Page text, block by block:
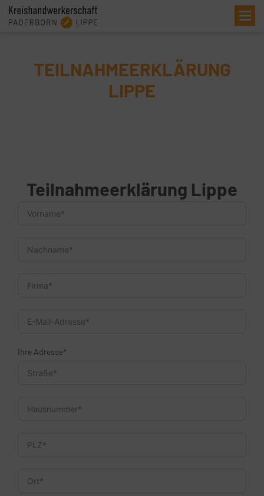
TEILNAHMEERKLÄRUNG
LIPPE
Teilnahmeerklärung Lippe
Ihre Adresse*